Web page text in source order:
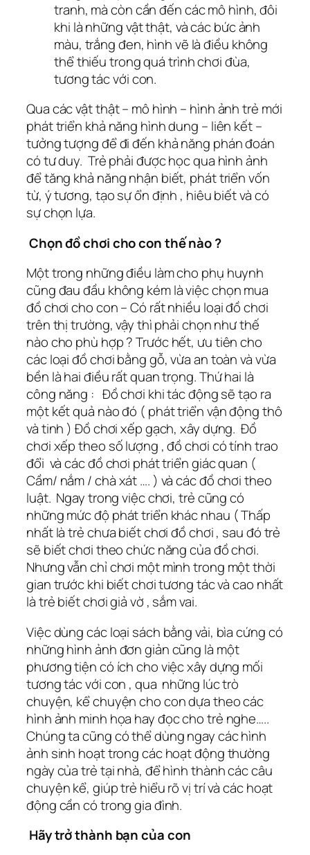
tranh, mà còn cần đến các mô hình, đôi
khi là những vật thật, và các bức ảnh
màu, trắng đen, hình vẽ là điều không
thể thiếu trong quá trình chơi đùa,
tương tác với con.
Qua các vật thật – mô hình – hình ảnh trẻ mới
phát triển khả năng hình dung – liên kết –
tưởng tượng để đi đến khả năng phán đoán
có tư duy. Trẻ phải được học qua hình ảnh
để tăng khả năng nhận biết, phát triển vốn
từ, ý tương, tạo sự ổn định , hiêu biết và có
sự chọn lựa.
Chọn đồ chơi cho con thế nào ?
Một trong những điều làm cho phụ huynh
cũng đau đầu không kém là việc chọn mua
đồ chơi cho con – Có rất nhiều loại đồ chơi
trên thị trường, vậy thì phải chọn như thế
nào cho phù hợp ? Trước hết, ưu tiên cho
các loại đồ chơi bằng gỗ, vừa an toàn và vừa
bền là hai điều rất quan trọng. Thứ hai là
công năng : Đồ chơi khi tác động sẽ tạo ra
một kết quả nào đó ( phát triển vận động thô
và tinh ) Đồ chơi xếp gạch, xây dựng. Đồ
chơi xếp theo số lượng , đồ chơi có tính trao
đổi và các đồ chơi phát triển giác quan (
Cầm/ nắm / chà xát …. ) và các đồ chơi theo
luật. Ngay trong việc chơi, trẻ cũng có
những mức độ phát triển khác nhau ( Thấp
nhất là trẻ chưa biết chơi đồ chơi , sau đó trẻ
sẽ biết chơi theo chức năng của đồ chơi.
Nhưng vẫn chỉ chơi một mình trong một thời
gian trước khi biết chơi tương tác và cao nhất
là trẻ biết chơi giả vờ , sắm vai.
Việc dùng các loại sách bằng vải, bìa cứng có
những hình ảnh đơn giản cũng là một
phương tiện có ích cho việc xây dựng mối
tương tác với con , qua những lúc trò
chuyện, kể chuyện cho con dựa theo các
hình ảnh minh họa hay đọc cho trẻ nghe…..
Chúng ta cũng có thể dùng ngay các hình
ảnh sinh hoạt trong các hoạt động thường
ngày của trẻ tại nhà, để hình thành các câu
chuyện kể, giúp trẻ hiểu rõ vị trí và các hoạt
động cần có trong gia đình.
Hãy trở thành bạn của con